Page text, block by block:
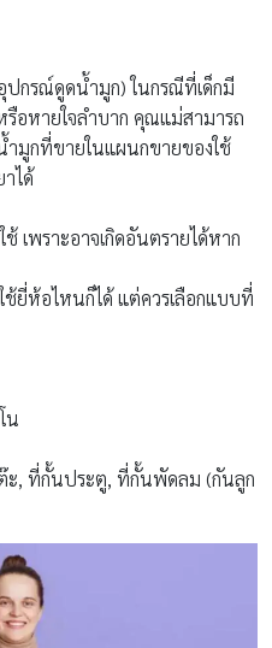
ปกรณ์ดูดน้ำมูก) ในกรณีที่เด็กมี
อหายใจลำบาก คุณแม่สามารถ
มูกที่ขายในแผนกขายของใช้
ได้
เพราะอาจเกิดอันตรายได้หาก
ช้ยี่ห้อไหนก็ได้ แต่ควรเลือกแบบที่
น
ะ, ที่กั้นประตู, ที่กั้นพัดลม (กันลูก